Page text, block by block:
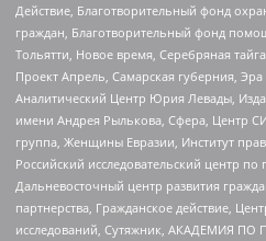
Действие, Благотворительный фонд
граждан, Благотворительный фонд
Тольятти, Новое время, Серебряная
Проект Апрель, Самарская губерния,
Аналитический Центр Юрия Левады,
имени Андрея Рылькова, Сфера, Центр
группа, Женщины Евразии, Институт
Российский исследовательский центр по
Дальневосточный центр развития
партнерства, Гражданское действие,
исследований, Сутяжник, АКАДЕМИЯ ПО